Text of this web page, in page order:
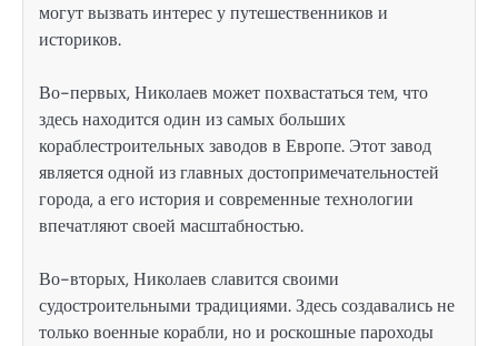
могут вызвать интерес у путешественников и
историков.
Во-первых, Николаев может похвастаться тем, что
здесь находится один из самых больших
кораблестроительных заводов в Европе. Этот завод
является одной из главных достопримечательностей
города, а его история и современные технологии
впечатляют своей масштабностью.
Во-вторых, Николаев славится своими
судостроительными традициями. Здесь создавались не
только военные корабли, но и роскошные пароходы